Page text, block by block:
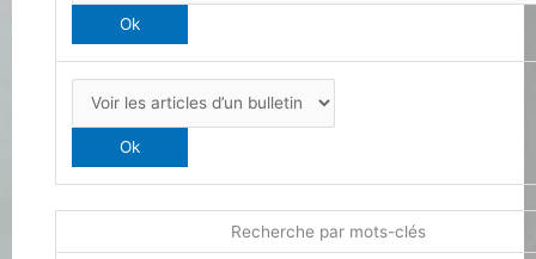
Recherche par mots-clés